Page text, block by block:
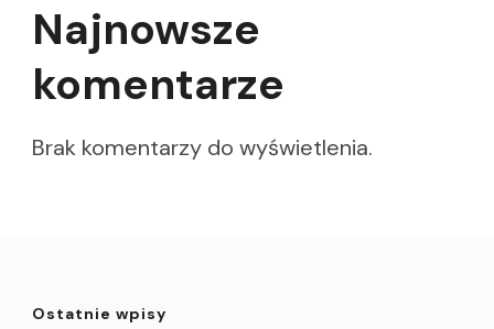
Najnowsze
komentarze
Brak komentarzy do wyświetlenia.
Ostatnie wpisy